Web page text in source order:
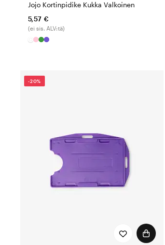
Jojo Kortinpidike Kukka Valkoinen
5,57 €
(ei sis. ALV:tä)
-20%